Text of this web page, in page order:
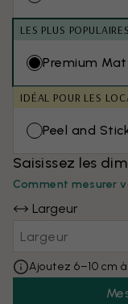
LES PLUS POPULAIRES
Premium
IDÉAL POUR LES
Peel and
Saisissez les
Comment mesurer
Largeur
Ajoutez 6–10 cm